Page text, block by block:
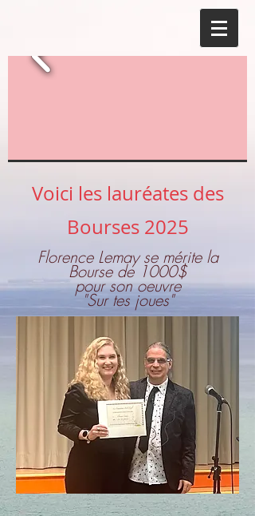
Voici les lauréates des
Bourses2025
Florence Lemay se mérite la
Bourse de 1000$
pour son oeuvre
"Sur tes joues"